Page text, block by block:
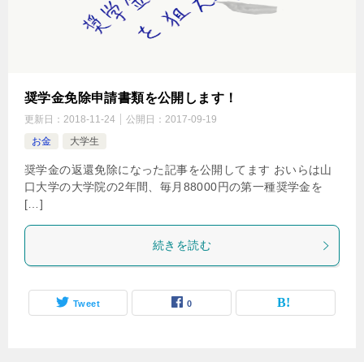
奨学金免除申請書類を公開します！
更新日： 2018-11-24 公開日： 2017-09-19
お金
大学生
奨学金の返還免除になった記事を公開してます おいらは山
口大学の大学院の2年間、毎月88000円の第一種奨学金を
[…]
続きを読む
Tweet 0